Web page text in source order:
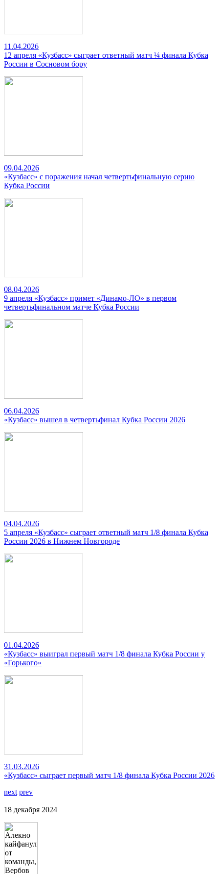
11.04.2026
12 апреля «Кузбасс» сыграет ответный матч ¼ финала Кубка
России в Сосновом бору
09.04.2026
«Кузбасс» с поражения начал четвертьфинальную серию
Кубка России
08.04.2026
9 апреля «Кузбасс» примет «Динамо-ЛО» в первом
четвертьфинальном матче Кубка России
06.04.2026
«Кузбасс» вышел в четвертьфинал Кубка России 2026
04.04.2026
5 апреля «Кузбасс» сыграет ответный матч 1/8 финала Кубка
России 2026 в Нижнем Новгороде
01.04.2026
«Кузбасс» выиграл первый матч 1/8 финала Кубка России у
«Горького»
31.03.2026
«Кузбасс» сыграет первый матч 1/8 финала Кубка России 2026
next prev
18 декабря 2024